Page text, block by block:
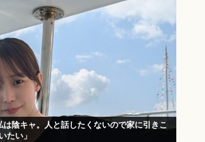
陰キャ。人と話したくないので家に引きこ
たい」